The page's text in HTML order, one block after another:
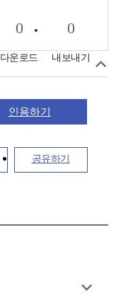
0
다운로드
0
내보내기
인용하기
공유하기